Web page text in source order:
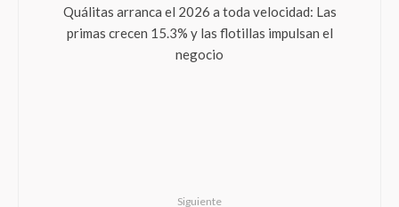
Quálitas arranca el 2026 a toda velocidad: Las
primas crecen 15.3% y las flotillas impulsan el
negocio
Siguiente